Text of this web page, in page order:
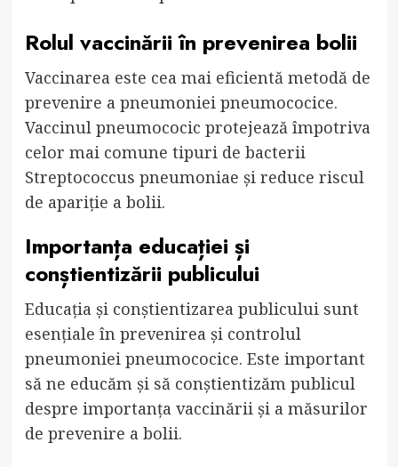
Rolul vaccinării în prevenirea bolii
Vaccinarea este cea mai eficientă metodă de
prevenire a pneumoniei pneumococice.
Vaccinul pneumococic protejează împotriva
celor mai comune tipuri de bacterii
Streptococcus pneumoniae și reduce riscul
de apariție a bolii.
Importanța educației și
conștientizării publicului
Educația și conștientizarea publicului sunt
esențiale în prevenirea și controlul
pneumoniei pneumococice. Este important
să ne educăm și să conștientizăm publicul
despre importanța vaccinării și a măsurilor
de prevenire a bolii.